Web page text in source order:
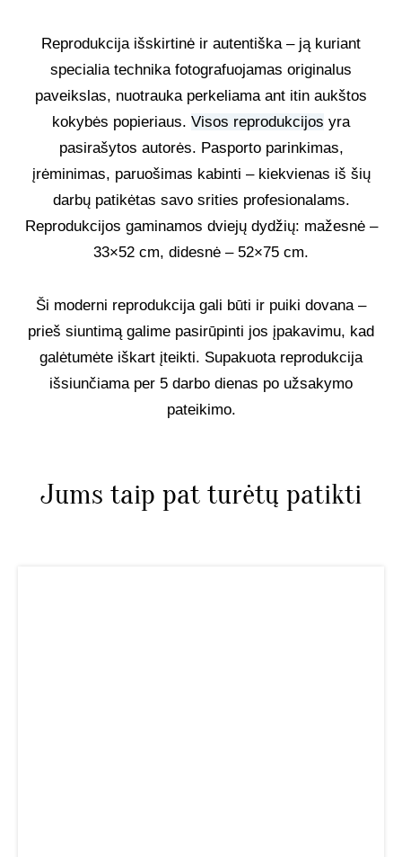
Reprodukcija išskirtinė ir autentiška – ją kuriant
specialia technika fotografuojamas originalus
paveikslas, nuotrauka perkeliama ant itin aukštos
kokybės popieriaus. Visos reprodukcijos yra
pasirašytos autorės. Pasporto parinkimas,
įrėminimas, paruošimas kabinti – kiekvienas iš šių
darbų patikėtas savo srities profesionalams.
Reprodukcijos gaminamos dviejų dydžių: mažesnė –
33×52 cm, didesnė – 52×75 cm.
Ši moderni reprodukcija gali būti ir puiki dovana –
prieš siuntimą galime pasirūpinti jos įpakavimu, kad
galėtumėte iškart įteikti. Supakuota reprodukcija
išsiunčiama per 5 darbo dienas po užsakymo
pateikimo.
Jums taip pat turėtų patikti